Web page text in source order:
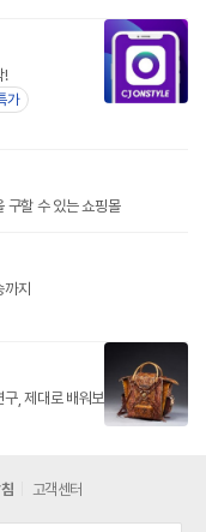
!
가
구할 수 있는 쇼핑몰
지
, 제대로 배워보
고객센터